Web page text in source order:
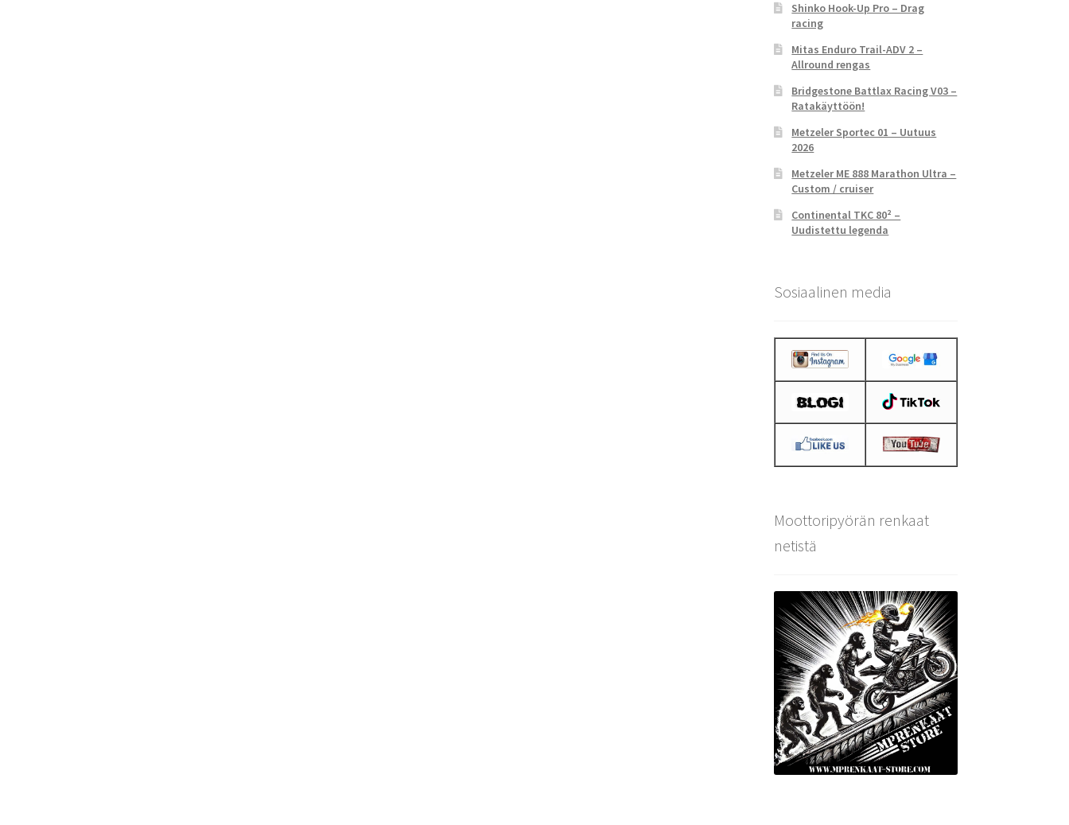
Shinko Hook-Up Pro – Drag
racing
Mitas Enduro Trail-ADV 2 –
Allround rengas
Bridgestone Battlax Racing V03 –
Ratakäyttöön!
Metzeler Sportec 01 – Uutuus
2026
Metzeler ME 888 Marathon Ultra –
Custom / cruiser
Continental TKC 80² –
Uudistettu legenda
Sosiaalinen media
Moottoripyörän renkaat
netistä